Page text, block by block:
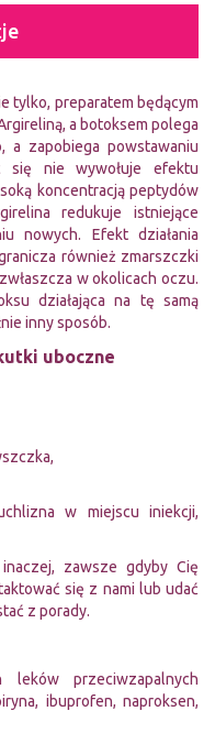
tylko, preparatem będącym
a botoksem polega
a zapobiega powstawaniu
się nie wywołuje efektu
koncentracją peptydów
redukuje istniejące
nowych. Efekt działania
również zmarszczki
w okolicach oczu.
działająca na tę samą
inny sposób.
uboczne
w miejscu iniekcji,
zawsze gdyby Cię
się z nami lub udać
z porady.
leków przeciwzapalnych
ibuprofen, naproksen,